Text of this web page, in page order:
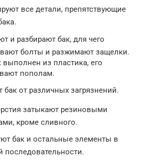
все детали, препятствующие
и разбирают бак, для чего
болты и разжимают защелки.
выполнен из пластика, его
пополам.
от различных загрязнений.
затыкают резиновыми
кроме сливного.
бак и остальные элементы в
последовательности.